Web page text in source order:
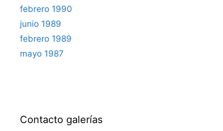
febrero 1990
junio 1989
febrero 1989
mayo 1987
Contacto galerías